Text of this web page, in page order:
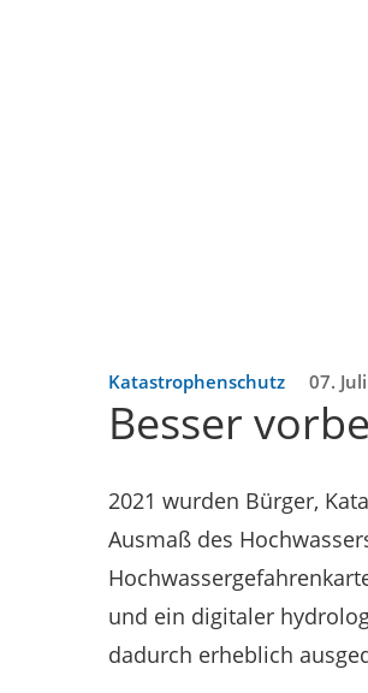
Katastrophenschutz 07.
Besser
2021 wurden Bürger,
Ausmaß des
und ein digitaler
dadurch erheblich